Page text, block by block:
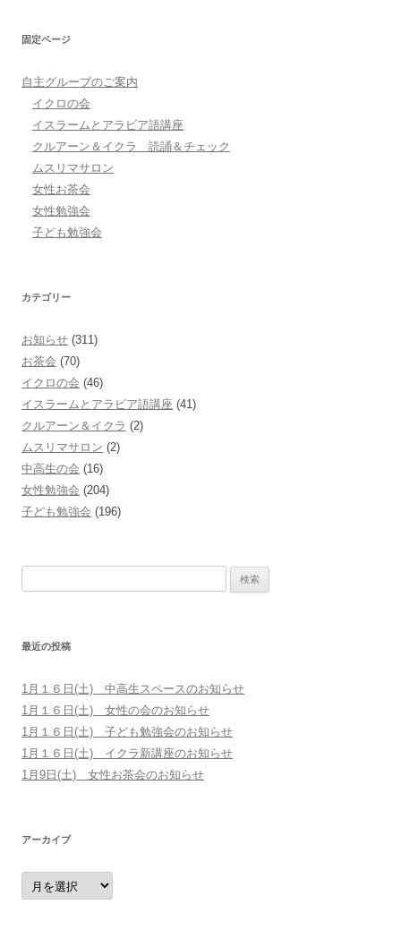
固定ページ
自主グループのご案内
イクロの会
イスラームとアラビア語講座
クルアーン＆イクラ 読誦＆チェック
ムスリマサロン
女性お茶会
女性勉強会
子ども勉強会
カテゴリー
お知らせ (311)
お茶会 (70)
イクロの会 (46)
イスラームとアラビア語講座 (41)
クルアーン＆イクラ (2)
ムスリマサロン (2)
中高生の会 (16)
女性勉強会 (204)
子ども勉強会 (196)
最近の投稿
1月１６日(土) 中高生スペースのお知らせ
1月１６日(土) 女性の会のお知らせ
1月１６日(土) 子ども勉強会のお知らせ
1月１６日(土) イクラ新講座のお知らせ
1月9日(土) 女性お茶会のお知らせ
アーカイブ